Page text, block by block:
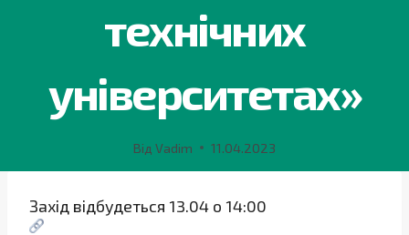
технічних
університетах»
Від Vadim 11.04.2023
Захід відбудеться 13.04 о 14:00